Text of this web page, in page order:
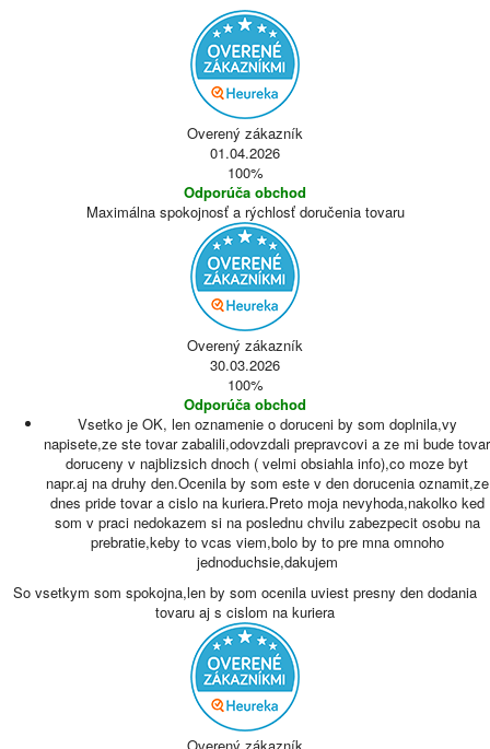
Overený zákazník
01.04.2026
100%
Odporúča obchod
Maximálna spokojnosť a rýchlosť doručenia tovaru
Overený zákazník
30.03.2026
100%
Odporúča obchod
Vsetko je OK, len oznamenie o doruceni by som doplnila,vy
napisete,ze ste tovar zabalili,odovzdali prepravcovi a ze mi bude tovar
doruceny v najblizsich dnoch ( velmi obsiahla info),co moze byt
napr.aj na druhy den.Ocenila by som este v den dorucenia oznamit,ze
dnes pride tovar a cislo na kuriera.Preto moja nevyhoda,nakolko ked
som v praci nedokazem si na poslednu chvilu zabezpecit osobu na
prebratie,keby to vcas viem,bolo by to pre mna omnoho
jednoduchsie,dakujem
So vsetkym som spokojna,len by som ocenila uviest presny den dodania
tovaru aj s cislom na kuriera